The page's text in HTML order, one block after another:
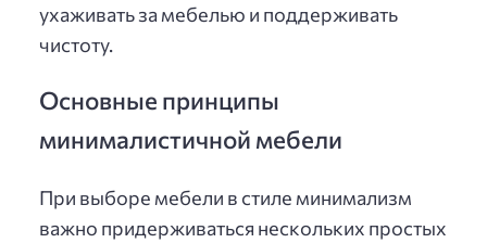
ухаживать за мебелью и поддерживать
чистоту.
Основные принципы
минималистичной мебели
При выборе мебели в стиле минимализм
важно придерживаться нескольких простых